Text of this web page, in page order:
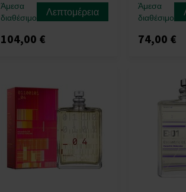
Άμεσα
διαθέσιμο
Λεπτομέρεια
104,00 €
Άμεσα
διαθέσιμο
74,00 €